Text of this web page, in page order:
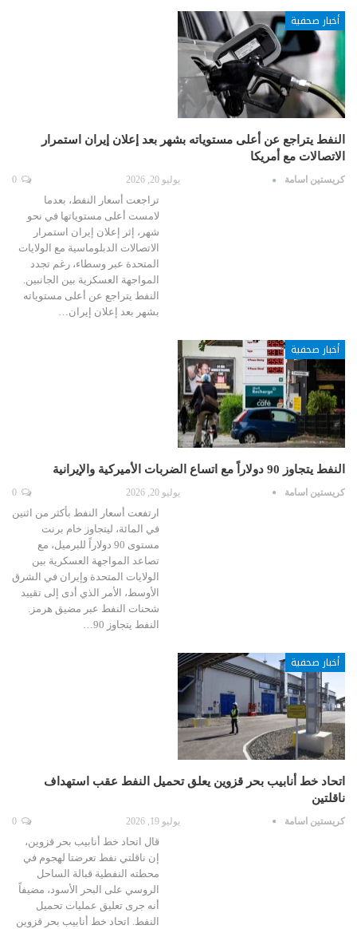
أخبار صحفية
النفط يتراجع عن أعلى مستوياته بشهر بعد إعلان إيران استمرار
الاتصالات مع أمريكا
كريستين اسامة يوليو 20, 2026
تراجعت أسعار النفط، بعدما
لامست أعلى مستوياتها في نحو
شهر، إثر إعلان إيران استمرار
الاتصالات الدبلوماسية مع الولايات
المتحدة عبر وسطاء، رغم تجدد
المواجهة العسكرية بين الجانبين.
النفط يتراجع عن أعلى مستوياته
بشهر بعد إعلان إيران…
أخبار صحفية
النفط يتجاوز 90 دولاراً مع اتساع الضربات الأميركية والإيرانية
كريستين اسامة يوليو 20, 2026
ارتفعت أسعار النفط بأكثر من اثنين
في المائة، ليتجاوز خام برنت
مستوى 90 دولاراً للبرميل، مع
تصاعد المواجهة العسكرية بين
الولايات المتحدة وإيران في الشرق
الأوسط، الأمر الذي أدى إلى تقييد
شحنات النفط عبر مضيق هرمز.
النفط يتجاوز 90…
أخبار صحفية
اتحاد خط أنابيب بحر قزوين يعلق تحميل النفط عقب استهداف
ناقلتين
كريستين اسامة يوليو 19, 2026
قال اتحاد خط أنابيب بحر قزوين،
إن ناقلتي نفط تعرضتا لهجوم في
محطته النفطية قبالة الساحل
الروسي على البحر الأسود، مضيفاً
أنه جرى تعليق عمليات تحميل
النفط. اتحاد خط أنابيب بحر قزوين